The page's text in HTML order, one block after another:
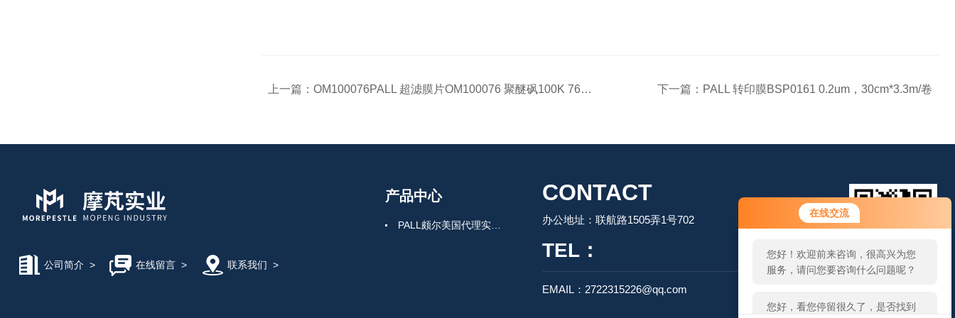
在线交流
您好！欢迎前来咨询，很高兴为您
服务，请问您要咨询什么问题呢？
您好，看您停留很久了，是否找到
了需求产品，您可以直接在线与我
上一篇： OM100076PALL 超滤膜片OM100076 聚醚砜100K 76MM 12片装 下一篇： PALL 转印膜BSP0161 0.2um，30cm*3.3m/卷
公司简介 > 在线留言> 联系我们 >
产品中心 CONTACT
办公地址：联航路1505弄1号702
TEL：
EMAIL：2722315226@qq.com